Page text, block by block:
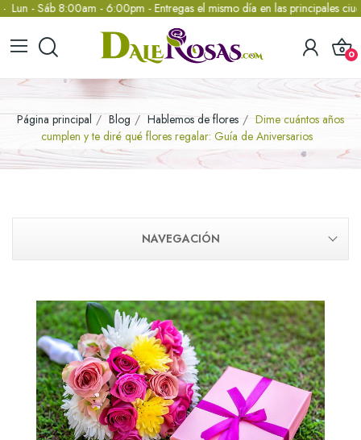
Sáb 8:00am - 6:00pm - Entregas el mismo día en las principales
0
Página principal Blog Hablemos de flores
Dime cuántos años
cumplen y te diré qué flores regalar: Guía de Aniversarios
NAVEGACIÓN